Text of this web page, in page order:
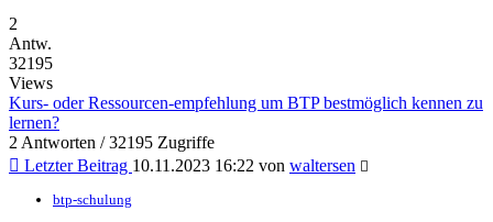
2
Antw.
32195
Views
Kurs- oder Ressourcen-empfehlung um BTP bestmöglich kennen zu
lernen?
2 Antworten / 32195 Zugriffe
Letzter Beitrag 10.11.2023 16:22 von waltersen
btp-schulung